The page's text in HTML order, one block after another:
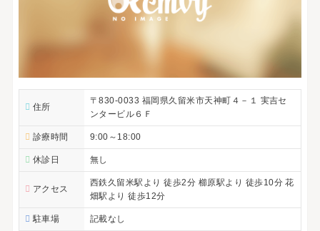
住所
〒830-0033 福岡県久留米市天神町４－１ 実吉セ
ンタービル６Ｆ
診療時間 9:00～18:00
休診日 無し
アクセス
西鉄久留米駅より 徒歩2分 櫛原駅より 徒歩10分 花
畑駅より 徒歩12分
駐車場 記載なし